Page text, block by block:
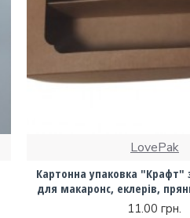
LovePak
Картонна упаковка "Крафт"
для макаронс, еклерів,
11.00 грн.